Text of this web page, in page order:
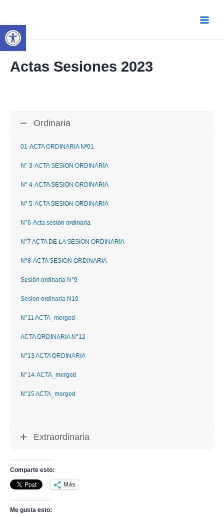
Main
Actas Sesiones 2023
Ordinaria
01-ACTA ORDINARIA Nª01
N° 3-ACTA SESION ORDINARIA
N° 4-ACTA SESION ORDINARIA
N° 5-ACTA SESION ORDINARIA
N°6-Acta sesión ordinaria
N°7 ACTA DE LA SESION ORDINARIA
N°8-ACTA SESION ORDINARIA
Sesión ordinaria N°9
Sesion ordinaria N10
N°11 ACTA_merged
ACTA ORDINARIA N°12
N°13 ACTA ORDINARIA
N°14-ACTA_merged
N°15 ACTA_merged
Extraordinaria
Comparte esto:
Más
Me gusta esto:
Abrir barra de herramientas